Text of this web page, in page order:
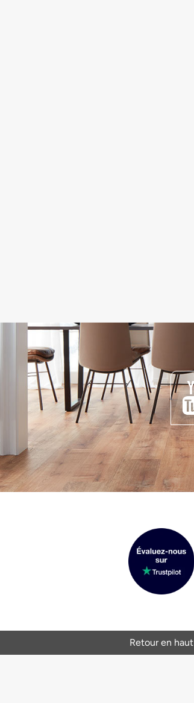
Retour en haut